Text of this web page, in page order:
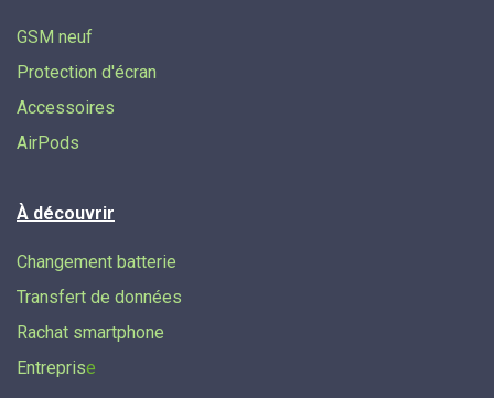
GSM neuf
Protection d'écran
Accessoires
AirPods
À découvrir
Changement batterie
Transfert de données​
Rachat smartphone
Entreprise